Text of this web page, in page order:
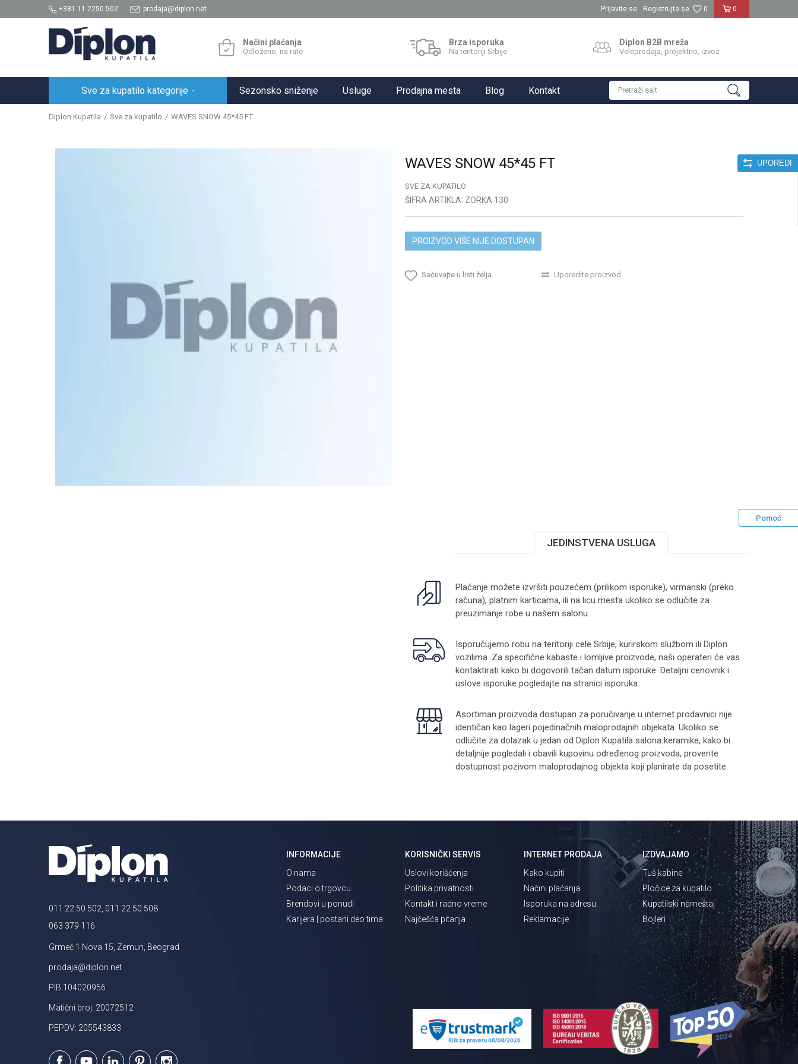
+381 11 2250 502 prodaja@diplon.net 0
0
Prijavite se Registrujte se
Načini plaćanja
Odloženo, na rate
Brza isporuka
Na teritoriji Srbije
Diplon B2B mreža
Veleprodaja, projektno, izvoz
Sve za kupatilo kategorije Sezonsko sniženje Usluge Prodajna mesta Blog Kontakt Pretraži sajt
UPOREDI
Diplon Kupatila Sve za kupatilo WAVES SNOW 45*45 FT
WAVES SNOW 45*45 FT
SVE ZA KUPATILO
ŠIFRA ARTIKLA: ZORKA 130
PROIZVOD VIŠE NIJE DOSTUPAN
Sačuvajte u listi želja Uporedite proizvod
Pomoć
JEDINSTVENA USLUGA
Plaćanje možete izvršiti pouzećem (prilikom isporuke), virmanski (preko
računa), platnim karticama, ili na licu mesta ukoliko se odlučite za
preuzimanje robe u našem salonu.
Isporučujemo robu na teritoriji cele Srbije, kurirskom službom ili Diplon
vozilima. Za specifične kabaste i lomljive proizvode, naši operateri će vas
kontaktirati kako bi dogovorili tačan datum isporuke. Detaljni cenovnik i
uslove isporuke pogledajte na straniciisporuka.
Asortiman proizvoda dostupan za poručivanje u internet prodavnici nije
identičan kao lageri pojedinačnih maloprodajnih objekata. Ukoliko se
odlučite za dolazak u jedan od Diplon Kupatila salona keramike, kako bi
detaljnije pogledali i obavili kupovinu određenog proizvoda, proverite
dostupnost pozivom maloprodajnog objekta koji planirate da posetite.
011 22 50 502, 011 22 50 508
063 379 116
Grmeč 1 Nova 15, Zemun, Beograd
prodaja@diplon.net
PIB:104020956
Matični broj: 20072512
PEPDV: 205543833
INFORMACIJE
O nama
Podaci o trgovcu
Brendovi u ponudi
Karijera | postani deo tima
KORISNIČKI SERVIS
Uslovi korišćenja
Politika privatnosti
Kontakt i radno vreme
Najčešća pitanja
INTERNET PRODAJA
Kako kupiti
Načini plaćanja
Isporuka na adresu
Reklamacije
IZDVAJAMO
Tuš kabine
Pločice za kupatilo
Kupatilski nameštaj
Bojleri